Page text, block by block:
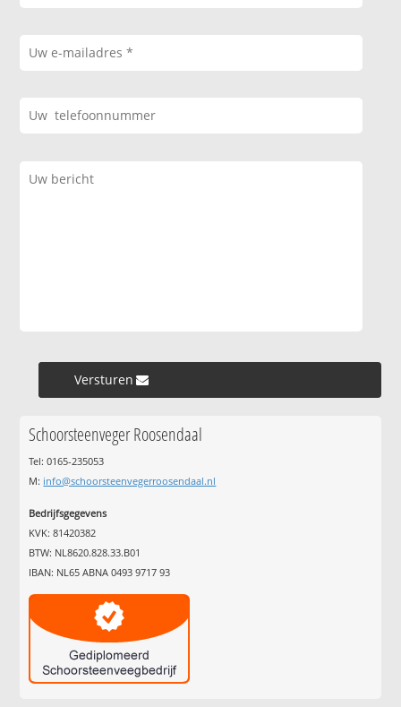
Versturen »
Schoorsteenveger Roosendaal
Tel: 0165-235053
M: info@schoorsteenvegerroosendaal.nl
Bedrijfsgegevens
KVK: 81420382
BTW: NL8620.828.33.B01
IBAN: NL65 ABNA 0493 9717 93